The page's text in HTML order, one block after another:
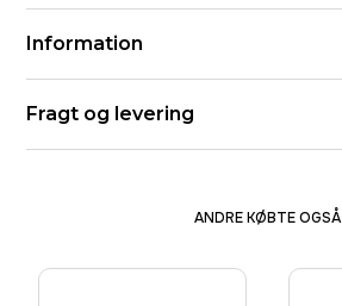
Information
Fragt og levering
ANDRE KØBTE OGSÅ